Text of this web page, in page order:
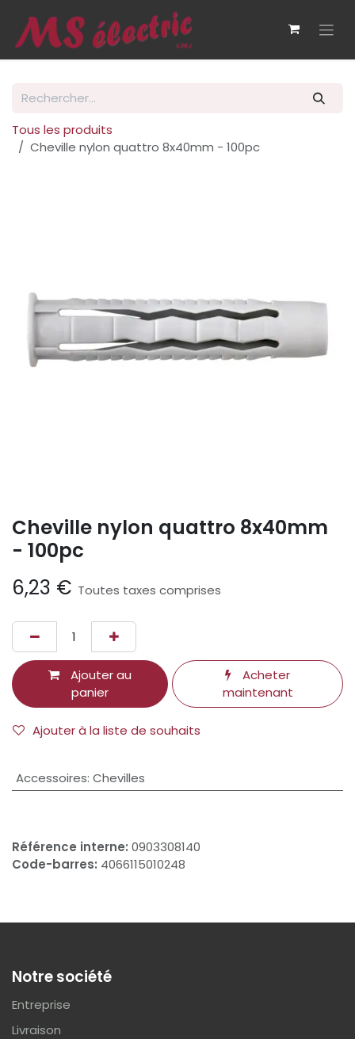
Tous les produits
Cheville nylon quattro 8x40mm - 100pc
Cheville nylon quattro 8x40mm
- 100pc
6,23 € Toutes taxes comprises
Ajouter au
panier
Acheter
maintenant
Ajouter à la liste de souhaits
Accessoires: Chevilles
Référence interne: 0903308140
Code-barres: 4066115010248
Notre société
Entreprise
Livraison